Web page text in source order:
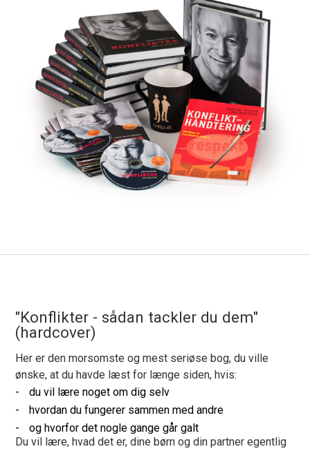
"Konflikter - sådan tackler du dem"
(hardcover)
Her er den morsomste og mest seriøse bog, du ville
ønske, at du havde læst for længe siden, hvis:
du vil lære noget om dig selv
hvordan du fungerer sammen med andre
og hvorfor det nogle gange går galt
Du vil lære, hvad det er, dine børn og din partner egentlig